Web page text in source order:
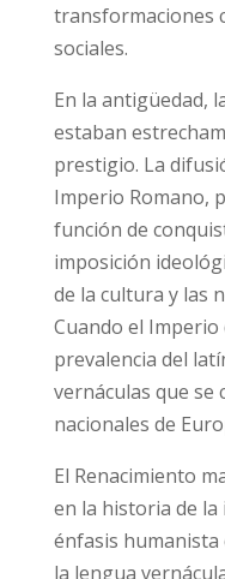
transformaciones
sociales.
En la antigüedad,
estaban
prestigio. La
Imperio Romano,
función de
imposición
de la cultura y las
Cuando el
prevalencia del
vernáculas que se
nacionales de
El Renacimiento
en la historia de la
énfasis
la lengua